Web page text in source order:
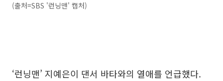
(출처=SBS '런닝맨' 캡처)
‘런닝맨’ 지예은이 댄서 바타와의 열애를 언급했다.